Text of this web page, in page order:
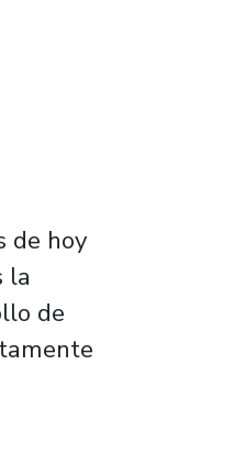
de hoy
la
de